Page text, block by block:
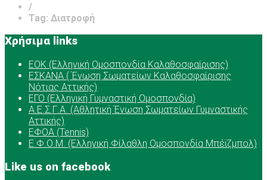
/
Tag: Διατροφή
Χρήσιμα links
ΕOK (Ελληνική Ομοσπονδία Καλαθοσφαίρισης)
ΕΣΚΑΝΑ ( Ένωση Σωματείων Καλαθοσφαίρισης
Νότιας Αττικής)
ΕΓΟ (Ελληνική Γυμναστική Ομοσπονδία)
Α.Ε.Σ.Γ.Α. (Αθλητική Ένωση Σωματείων Γυμναστικής
Αττικής)
ΕΦΟΑ (Tennis)
Ε.Φ.Ο.Μ. (Ελληνική Φίλαθλη Ομοσπονδία Μπέϊζμπολ)
Like us on facebook